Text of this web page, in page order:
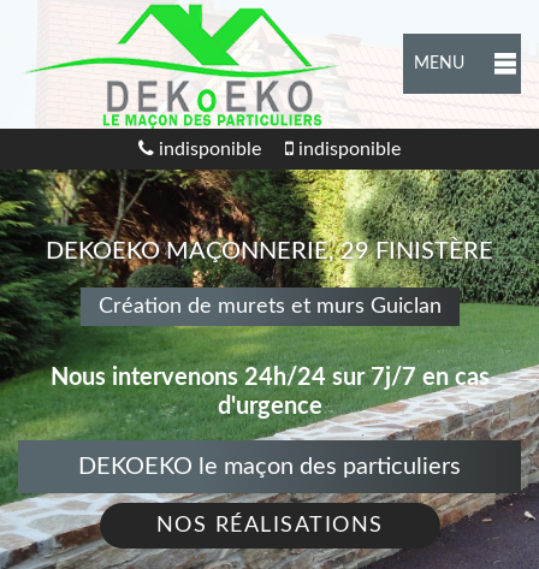
MENU
indisponible indisponible
DEKOEKO MAÇONNERIE, 29 FINISTÈRE
Création de murets et murs Guiclan
Nous intervenons 24h/24 sur 7j/7 en cas
d'urgence
DEKOEKO le maçon des particuliers
NOS RÉALISATIONS